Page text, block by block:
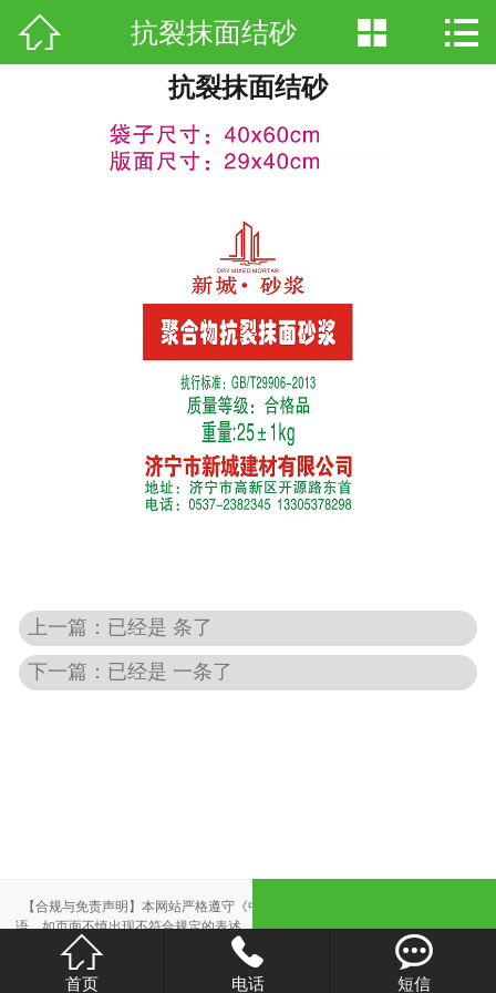
网站首页
公司简介
新闻中心
联系我们
 抗裂抹面结砂  
抗裂抹面结砂
上一篇：已经是 条了
下一篇：已经是 一条了

首页

电话

短信
【合规与免责声明】本网站严格遵守《中华人民共和国广告法》，尽力规范用
语。如页面不慎出现不符合规定的表述，敬请联系我们，将立即更正；相关内容
仅供参考，不构成交易依据。
本站部分素材来自网络，如有侵权，请联系删除。